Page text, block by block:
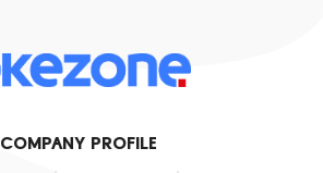
COMPANY PROFILE